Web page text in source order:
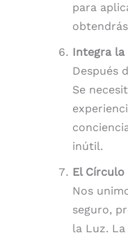
para
Integra la
Después
Se
inútil.
El
Nos
seguro,
la Luz.